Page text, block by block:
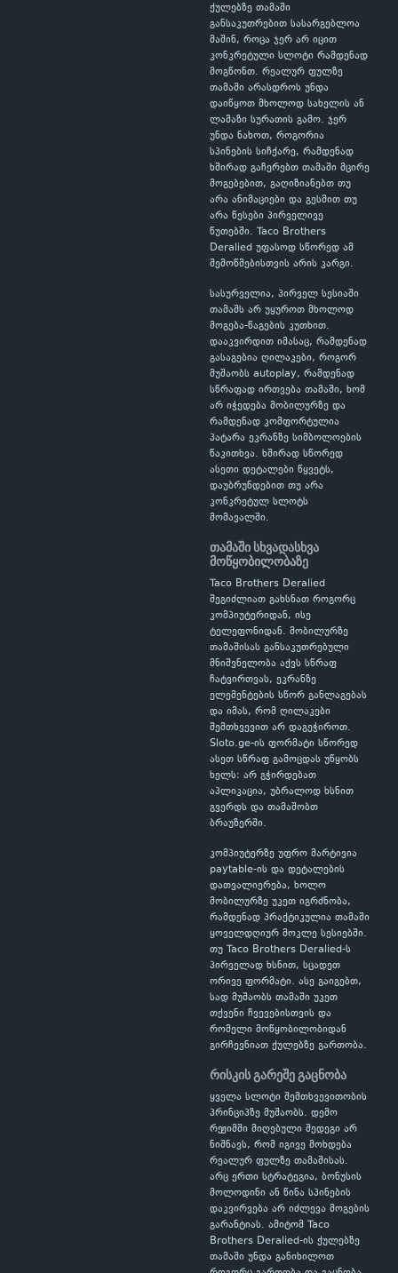
ქულებზე თამაში
განსაკუთრებით სასარგებლოა
მაშინ, როცა ჯერ არ იცით
კონკრეტული სლოტი რამდენად
მოგწონთ. რეალურ ფულზე
თამაში არასდროს უნდა
დაიწყოთ მხოლოდ სახელის ან
ლამაზი სურათის გამო. ჯერ
უნდა ნახოთ, როგორია
სპინების სიჩქარე, რამდენად
ხშირად გაჩერებთ თამაში მცირე
მოგებებით, გაღიზიანებთ თუ
არა ანიმაციები და გესმით თუ
არა წესები პირველივე
წუთებში. Taco Brothers
Deralied უფასოდ სწორედ ამ
შემოწმებისთვის არის კარგი.
სასურველია, პირველ სესიაში
თამაშს არ უყუროთ მხოლოდ
მოგება-წაგების კუთხით.
დააკვირდით იმასაც, რამდენად
გასაგებია ღილაკები, როგორ
მუშაობს autoplay, რამდენად
სწრაფად ირთვება თამაში, ხომ
არ იჭედება მობილურზე და
რამდენად კომფორტულია
პატარა ეკრანზე სიმბოლოების
წაკითხვა. ხშირად სწორედ
ასეთი დეტალები წყვეტს,
დაუბრუნდებით თუ არა
კონკრეტულ სლოტს
მომავალში.
თამაში სხვადასხვა
მოწყობილობაზე
Taco Brothers Deralied
შეგიძლიათ გახსნათ როგორც
კომპიუტერიდან, ისე
ტელეფონიდან. მობილურზე
თამაშისას განსაკუთრებული
მნიშვნელობა აქვს სწრაფ
ჩატვირთვას, ეკრანზე
ელემენტების სწორ განლაგებას
და იმას, რომ ღილაკები
შემთხვევით არ დაგეჭიროთ.
Sloto.ge-ის ფორმატი სწორედ
ასეთ სწრაფ გამოცდას უწყობს
ხელს: არ გჭირდებათ
აპლიკაცია, უბრალოდ ხსნით
გვერდს და თამაშობთ
ბრაუზერში.
კომპიუტერზე უფრო მარტივია
paytable-ის და დეტალების
დათვალიერება, ხოლო
მობილურზე უკეთ იგრძნობა,
რამდენად პრაქტიკულია თამაში
ყოველდღიურ მოკლე სესიებში.
თუ Taco Brothers Deralied-ს
პირველად ხსნით, სცადეთ
ორივე ფორმატი. ასე გაიგებთ,
სად მუშაობს თამაში უკეთ
თქვენი ჩვევებისთვის და
რომელი მოწყობილობიდან
გირჩევნიათ ქულებზე გართობა.
რისკის გარეშე გაცნობა
ყველა სლოტი შემთხვევითობის
პრინციპზე მუშაობს. დემო
რეჟიმში მიღებული შედეგი არ
ნიშნავს, რომ იგივე მოხდება
რეალურ ფულზე თამაშისას.
არც ერთი სტრატეგია, ბონუსის
მოლოდინი ან წინა სპინების
დაკვირვება არ იძლევა მოგების
გარანტიას. ამიტომ Taco
Brothers Deralied-ის ქულებზე
თამაში უნდა განიხილოთ